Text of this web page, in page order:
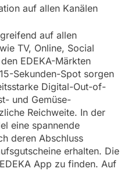
auf allen Kanälen
auf allen
TV, Online, Social
EDEKA-Märkten
Sekunden-Spot sorgen
Digital-Out-of-
und Gemüse-
Reichweite. In der
eine spannende
deren Abschluss
erhalten. Die
App zu finden. Auf